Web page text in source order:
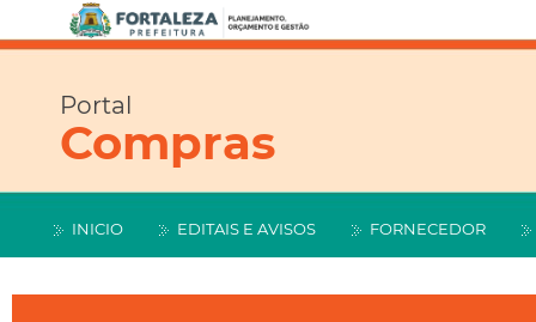
Portal
Compras
INICIO EDITAIS E AVISOS FORNECEDOR